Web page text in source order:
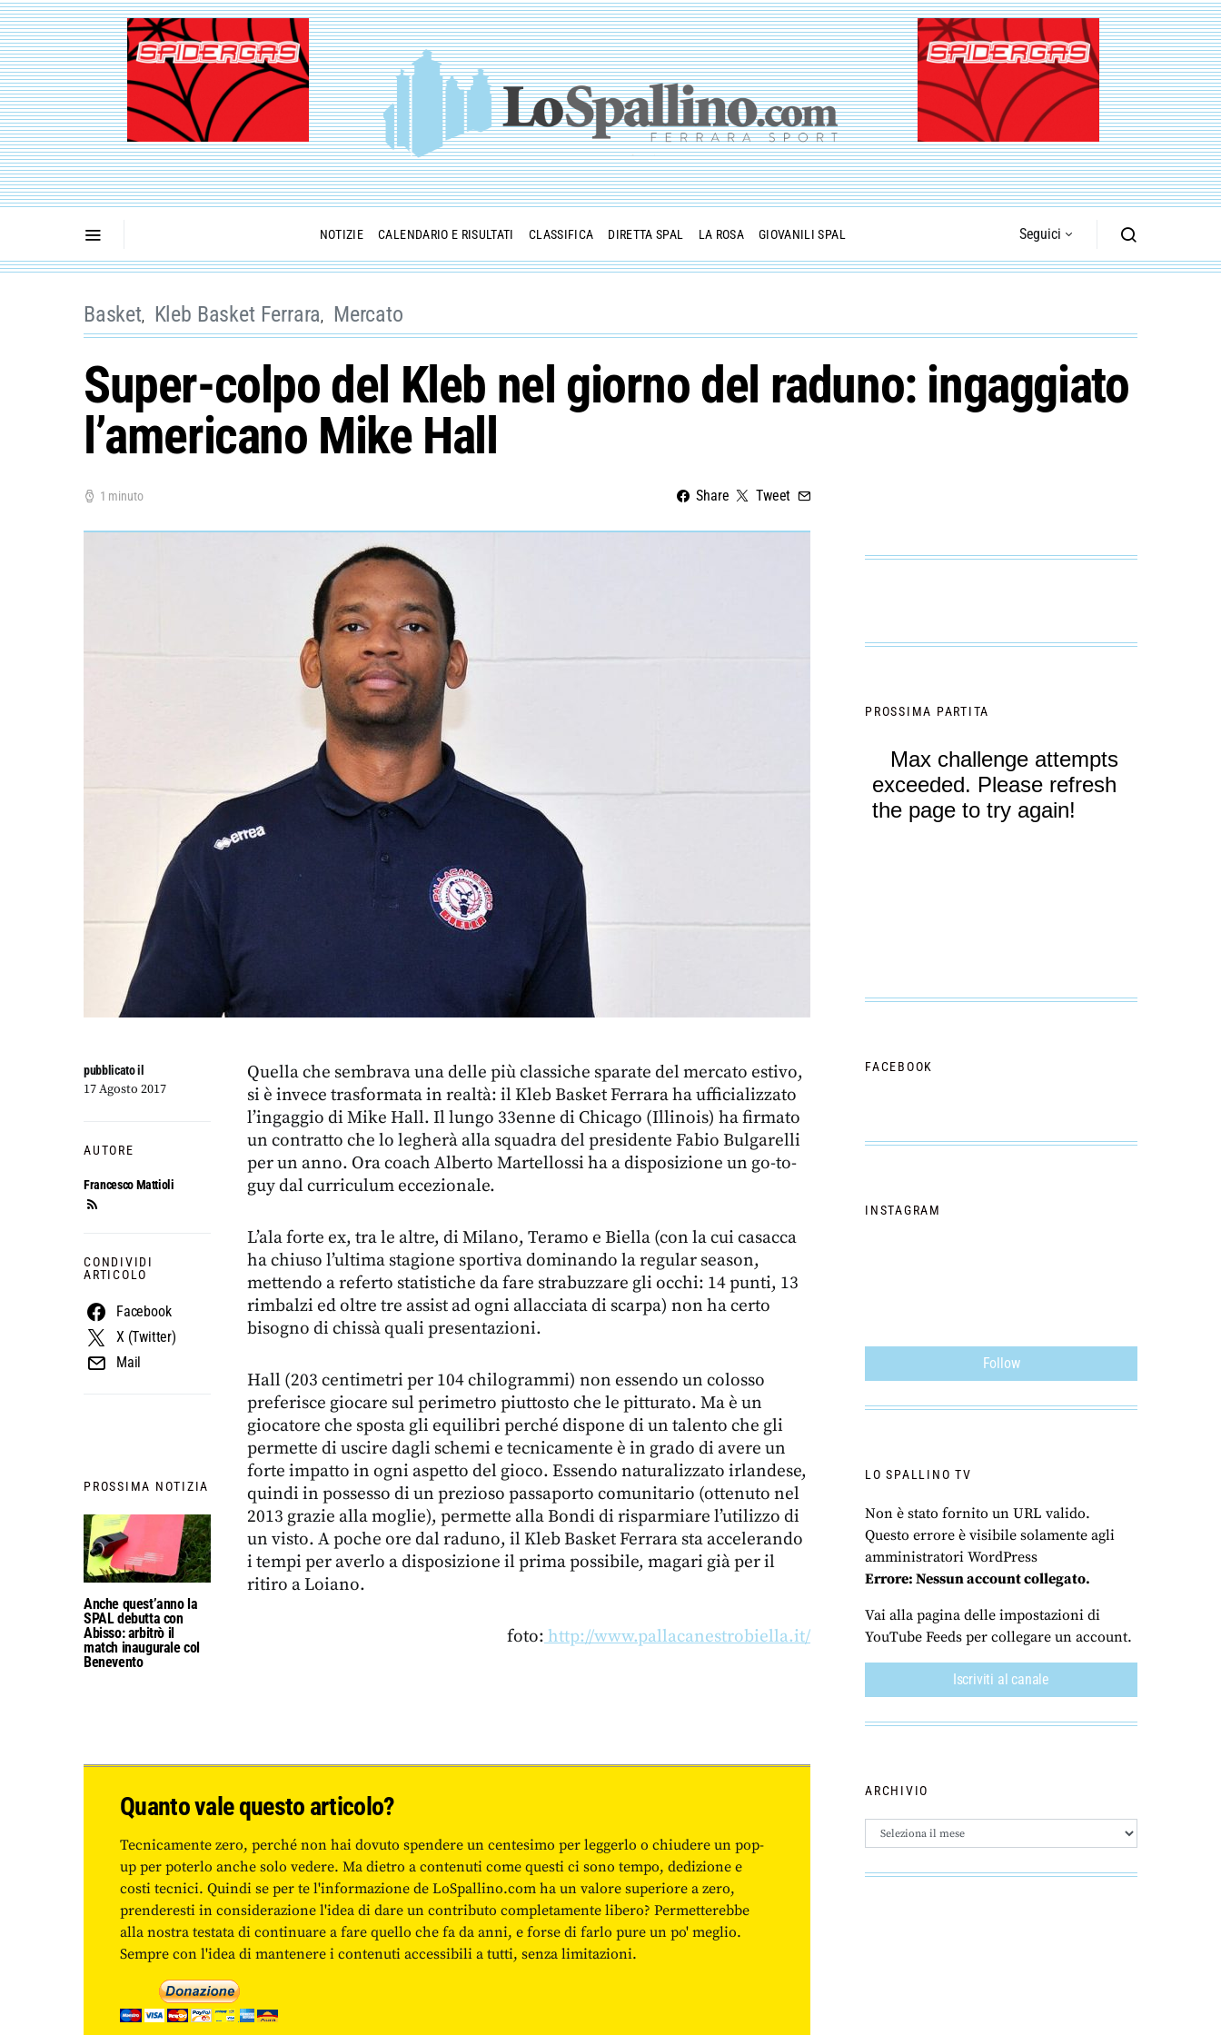
NOTIZIE CALENDARIO E RISULTATI CLASSIFICA DIRETTA SPAL LA ROSA GIOVANILI SPAL Seguici
Basket Kleb Basket Ferrara Mercato
Super-colpo del Kleb nel giorno del raduno: ingaggiato
l’americano Mike Hall
1 minuto Share Tweet
PROSSIMA NOTIZIA
Anche quest’anno la
SPAL debutta con
Abisso: arbitrò il
match inaugurale col
Benevento
pubblicato il
17 Agosto 2017
AUTORE
Francesco Mattioli
CONDIVIDI
ARTICOLO
Facebook
X (Twitter)
Mail
Quella che sembrava una delle più classiche sparate del mercato estivo,
si è invece trasformata in realtà: il Kleb Basket Ferrara ha ufficializzato
l’ingaggio di Mike Hall. Il lungo 33enne di Chicago (Illinois) ha firmato
un contratto che lo legherà alla squadra del presidente Fabio Bulgarelli
per un anno. Ora coach Alberto Martellossi ha a disposizione un go-to-
guy dal curriculum eccezionale.
L’ala forte ex, tra le altre, di Milano, Teramo e Biella (con la cui casacca
ha chiuso l’ultima stagione sportiva dominando la regular season,
mettendo a referto statistiche da fare strabuzzare gli occhi: 14 punti, 13
rimbalzi ed oltre tre assist ad ogni allacciata di scarpa) non ha certo
bisogno di chissà quali presentazioni.
Hall (203 centimetri per 104 chilogrammi) non essendo un colosso
preferisce giocare sul perimetro piuttosto che le pitturato. Ma è un
giocatore che sposta gli equilibri perché dispone di un talento che gli
permette di uscire dagli schemi e tecnicamente è in grado di avere un
forte impatto in ogni aspetto del gioco. Essendo naturalizzato irlandese,
quindi in possesso di un prezioso passaporto comunitario (ottenuto nel
2013 grazie alla moglie), permette alla Bondi di risparmiare l’utilizzo di
un visto. A poche ore dal raduno, il Kleb Basket Ferrara sta accelerando
i tempi per averlo a disposizione il prima possibile, magari già per il
ritiro a Loiano.
foto: http://www.pallacanestrobiella.it/
Quanto vale questo articolo?
Tecnicamente zero, perché non hai dovuto spendere un centesimo per leggerlo o chiudere un pop-
up per poterlo anche solo vedere. Ma dietro a contenuti come questi ci sono tempo, dedizione e
costi tecnici. Quindi se per te l'informazione de LoSpallino.com ha un valore superiore a zero,
prenderesti in considerazione l'idea di dare un contributo completamente libero? Permetterebbe
alla nostra testata di continuare a fare quello che fa da anni, e forse di farlo pure un po' meglio.
Sempre con l'idea di mantenere i contenuti accessibili a tutti, senza limitazioni.
PROSSIMA PARTITA
FACEBOOK
INSTAGRAM
Follow
LO SPALLINO TV
Non è stato fornito un URL valido.
Questo errore è visibile solamente agli
amministratori WordPress
Errore: Nessun account collegato.
Vai alla pagina delle impostazioni di
YouTube Feeds per collegare un account.
Iscriviti al canale
ARCHIVIO
Archivio